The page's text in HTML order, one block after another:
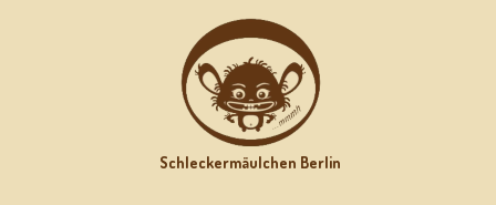
Schleckermäulchen Berlin